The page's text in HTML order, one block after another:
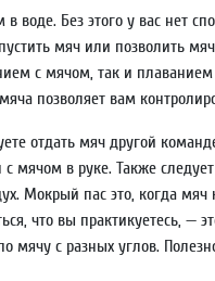
воде. Без этого у вас нет
мяч или позволить
с мячом, так и плаванием
позволяет вам
отдать мяч другой
мячом в руке. Также
Мокрый пас это, когда мяч
что вы практикуетесь, —
с разных углов.